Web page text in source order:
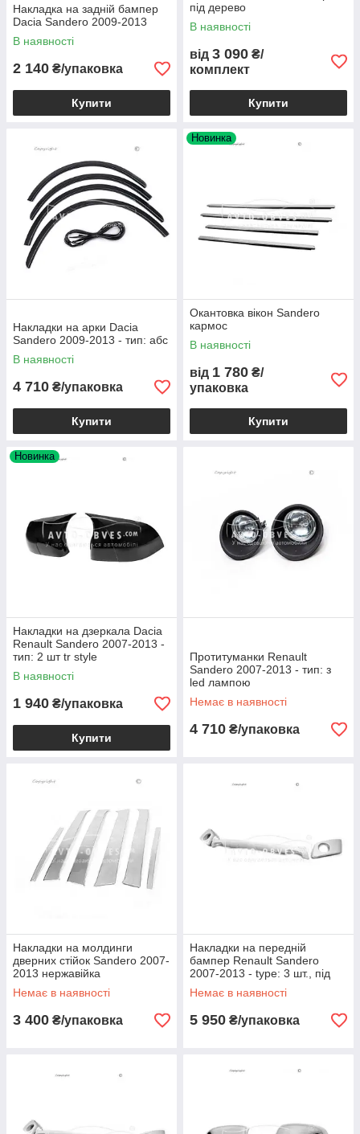
Накладка на задній бампер
Dacia Sandero 2009-2013
В наявності
2 140 ₴/упаковка
Купити
під дерево
В наявності
від 3 090 ₴/
комплект
Купити
Накладки на арки Dacia
Sandero 2009-2013 - тип: абс
В наявності
4 710 ₴/упаковка
Купити
Новинка
Окантовка вікон Sandero
кармос
В наявності
від 1 780 ₴/
упаковка
Купити
Новинка
Накладки на дзеркала Dacia
Renault Sandero 2007-2013 -
тип: 2 шт tr style
В наявності
1 940 ₴/упаковка
Купити
Протитуманки Renault
Sandero 2007-2013 - тип: з
led лампою
Немає в наявності
4 710 ₴/упаковка
Накладки на молдинги
дверних стійок Sandero 2007-
2013 нержавійка
Немає в наявності
3 400 ₴/упаковка
Накладки на передній
бампер Renault Sandero
2007-2013 - type: 3 шт., під
фарбування
Немає в наявності
5 950 ₴/упаковка